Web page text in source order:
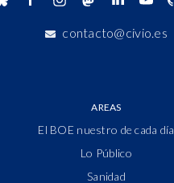
contacto@civio.es
AREAS
El BOE nuestro de cada día
Lo Público
Sanidad